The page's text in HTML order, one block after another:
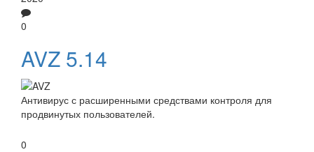
0
AVZ 5.14
Антивирус с расширенными средствами контроля для
продвинутых пользователей.
0